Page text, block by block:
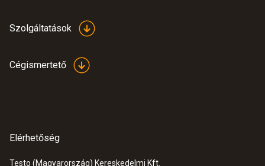
Szolgáltatások
Cégismertető
Elérhetőség
Testo (Magyarország) Kereskedelmi Kft.